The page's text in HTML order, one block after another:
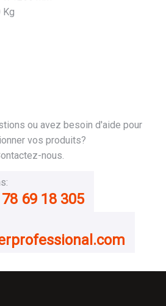
Kg
ou avez besoin d'aide pour
vos produits?
nous.
69 18 305